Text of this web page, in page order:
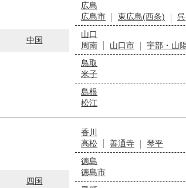
中国
広島
広島市
東広島(西条) 呉
山口
周南
山口市 宇部・山
鳥取
米子
島根
松江
四国
香川
高松
善通寺
琴平
徳島
徳島市